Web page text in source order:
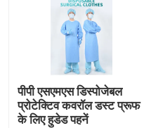
पीपी एसएमएस डिस्पोजेबल
प्रोटेक्टिव कवरॉल डस्ट प्रूफ
के लिए हुडेड पहनें